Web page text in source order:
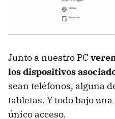
Junto a nuestro PC
los dispositivos
sean teléfonos, alguna
tabletas. Y todo bajo
único acceso.